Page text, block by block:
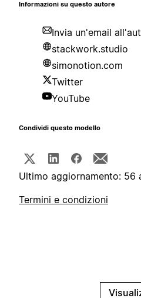
Informazioni su questo autore
Invia un'email
stackwork.studio
simonotion.com
Twitter
YouTube
Condividi questo modello
Ultimo aggiornamento: 56
Termini e condizioni